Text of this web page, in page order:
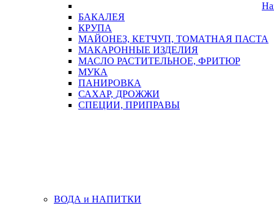
БАКАЛЕЯ
КРУПА
МАЙОНЕЗ, КЕТЧУП, ТОМАТНАЯ ПАСТА
МАКАРОННЫЕ ИЗДЕЛИЯ
МАСЛО РАСТИТЕЛЬНОЕ, ФРИТЮР
МУКА
ПАНИРОВКА
САХАР, ДРОЖЖИ
СПЕЦИИ, ПРИПРАВЫ
ВОДА и НАПИТКИ